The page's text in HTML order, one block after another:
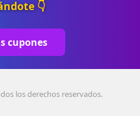
👇
cupones
los derechos reservados.